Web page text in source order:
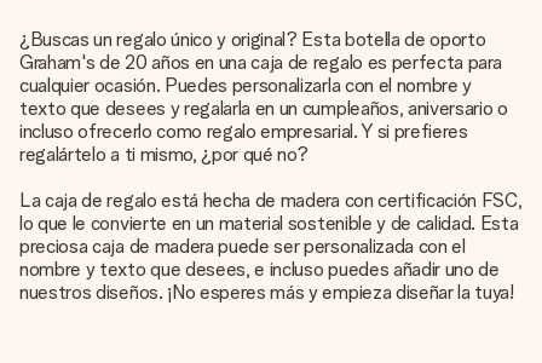
¿Buscas un regalo único y original? Esta botella de oporto
Graham's de 20 años en una caja de regalo es perfecta para
cualquier ocasión. Puedes personalizarla con el nombre y
texto que desees y regalarla en un cumpleaños, aniversario o
incluso ofrecerlo como regalo empresarial. Y si prefieres
regalártelo a ti mismo, ¿por qué no?
La caja de regalo está hecha de madera con certificación FSC,
lo que le convierte en un material sostenible y de calidad. Esta
preciosa caja de madera puede ser personalizada con el
nombre y texto que desees, e incluso puedes añadir uno de
nuestros diseños. ¡No esperes más y empieza diseñar la tuya!